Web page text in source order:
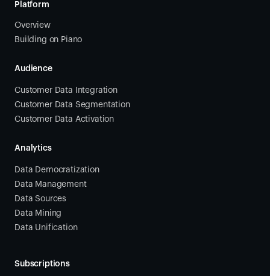
Platform
Overview
Building on Piano
Audience
Customer Data Integration
Customer Data Segmentation
Customer Data Activation
Analytics
Data Democratization
Data Management
Data Sources
Data Mining
Data Unification
Subscriptions